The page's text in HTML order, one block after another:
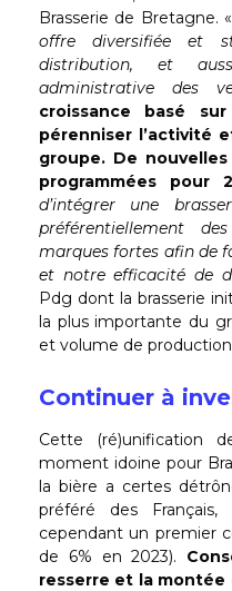
Brasserie de Bretagne. «
offre diversifiée et
distribution, et
administrative des
croissance basé
pérenniser l’activité
groupe. De
programmées pour
d’intégrer une
préférentiellement
marques fortes afin de
et notre efficacité de
Pdg dont la brasserie
la plus importante du
et volume de
Continuer à
Cette (ré)unification
moment idoine pour
la bière a certes
préféré des
cependant un premier
de 6% en 2023).
resserre et la montée